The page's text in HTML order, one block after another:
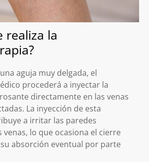
realiza la
aguja muy delgada, el
procederá a inyectar la
directamente en las venas
La inyección de esta
a irritar las paredes
venas, lo que ocasiona el cierre
su absorción eventual por parte